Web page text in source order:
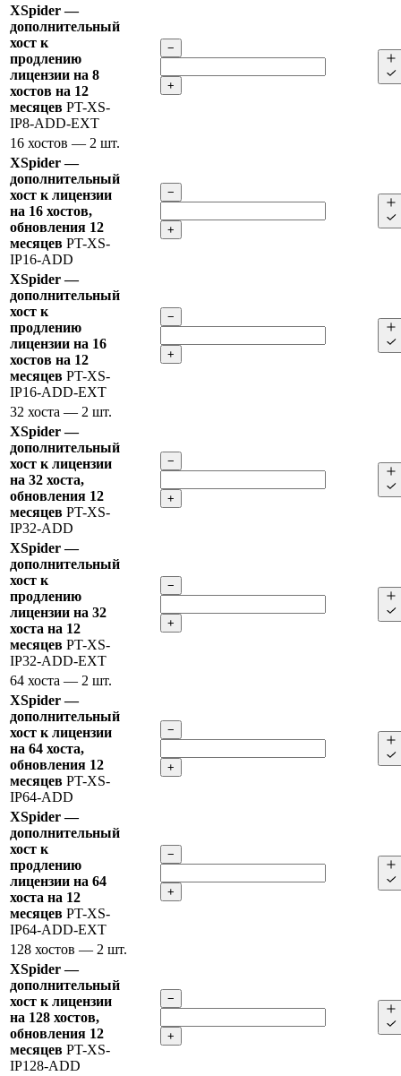
XSpider —
дополнительный
хост к
продлению
лицензии на 8
хостов на 12
месяцев PT-XS-
IP8-ADD-EXT
−
+
16 хостов — 2 шт.
XSpider —
дополнительный
хост к лицензии
на 16 хостов,
обновления 12
месяцев PT-XS-
IP16-ADD
−
+
XSpider —
дополнительный
хост к
продлению
лицензии на 16
хостов на 12
месяцев PT-XS-
IP16-ADD-EXT
−
+
32 хоста — 2 шт.
XSpider —
дополнительный
хост к лицензии
на 32 хоста,
обновления 12
месяцев PT-XS-
IP32-ADD
−
+
XSpider —
дополнительный
хост к
продлению
лицензии на 32
хоста на 12
месяцев PT-XS-
IP32-ADD-EXT
−
+
64 хоста — 2 шт.
XSpider —
дополнительный
хост к лицензии
на 64 хоста,
обновления 12
месяцев PT-XS-
IP64-ADD
−
+
XSpider —
дополнительный
хост к
продлению
лицензии на 64
хоста на 12
месяцев PT-XS-
IP64-ADD-EXT
−
+
128 хостов — 2 шт.
XSpider —
дополнительный
хост к лицензии
на 128 хостов,
обновления 12
месяцев PT-XS-
IP128-ADD
−
+